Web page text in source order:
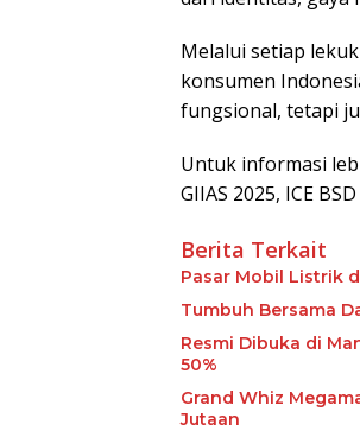
Melalui setiap
konsumen
fungsional, tetapi
Untuk informasi
GIIAS 2025, ICE
Berita Terkait
Pasar Mobil Listrik
Tumbuh Bersama
Resmi Dibuka di
50%
Grand Whiz
Jutaan